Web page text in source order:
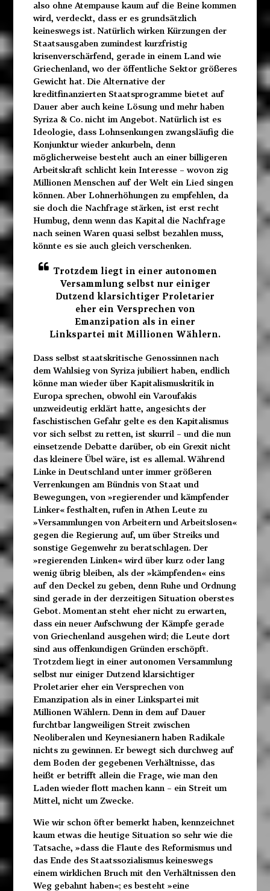
also ohne Atempause kaum auf die Beine kommen
wird, verdeckt, dass er es grundsätzlich
keineswegs ist. Natürlich wirken Kürzungen der
Staatsausgaben zumindest kurzfristig
krisenverschärfend, gerade in einem Land wie
Griechenland, wo der öffentliche Sektor größeres
Gewicht hat. Die Alternative der
kreditfinanzierten Staatsprogramme bietet auf
Dauer aber auch keine Lösung und mehr haben
Syriza & Co. nicht im Angebot. Natürlich ist es
Ideologie, dass Lohnsenkungen zwangsläufig die
Konjunktur wieder ankurbeln, denn
möglicherweise besteht auch an einer billigeren
Arbeitskraft schlicht kein Interesse – wovon zig
Millionen Menschen auf der Welt ein Lied singen
können. Aber Lohnerhöhungen zu empfehlen, da
sie doch die Nachfrage stärken, ist erst recht
Humbug, denn wenn das Kapital die Nachfrage
nach seinen Waren quasi selbst bezahlen muss,
könnte es sie auch gleich verschenken.
Trotzdem liegt in einer autonomen
Versammlung selbst nur einiger
Dutzend klarsichtiger Proletarier
eher ein Versprechen von
Emanzipation als in einer
Linkspartei mit Millionen Wählern.
Dass selbst staatskritische Genossinnen nach
dem Wahlsieg von Syriza jubiliert haben, endlich
könne man wieder über Kapitalismuskritik in
Europa sprechen, obwohl ein Varoufakis
unzweideutig erklärt hatte, angesichts der
faschistischen Gefahr gelte es den Kapitalismus
vor sich selbst zu retten, ist skurril – und die nun
einsetzende Debatte darüber, ob ein Grexit nicht
das kleinere Übel wäre, ist es allemal. Während
Linke in Deutschland unter immer größeren
Verrenkungen am Bündnis von Staat und
Bewegungen, von »regierender und kämpfender
Linker« festhalten, rufen in Athen Leute zu
»Versammlungen von Arbeitern und Arbeitslosen«
gegen die Regierung auf, um über Streiks und
sonstige Gegenwehr zu beratschlagen. Der
»regierenden Linken« wird über kurz oder lang
wenig übrig bleiben, als der »kämpfenden« eins
auf den Deckel zu geben, denn Ruhe und Ordnung
sind gerade in der derzeitigen Situation oberstes
Gebot. Momentan steht eher nicht zu erwarten,
dass ein neuer Aufschwung der Kämpfe gerade
von Griechenland ausgehen wird; die Leute dort
sind aus offenkundigen Gründen erschöpft.
Trotzdem liegt in einer autonomen Versammlung
selbst nur einiger Dutzend klarsichtiger
Proletarier eher ein Versprechen von
Emanzipation als in einer Linkspartei mit
Millionen Wählern. Denn in dem auf Dauer
furchtbar langweiligen Streit zwischen
Neoliberalen und Keynesianern haben Radikale
nichts zu gewinnen. Er bewegt sich durchweg auf
dem Boden der gegebenen Verhältnisse, das
heißt er betrifft allein die Frage, wie man den
Laden wieder flott machen kann – ein Streit um
Mittel, nicht um Zwecke.
Wie wir schon öfter bemerkt haben, kennzeichnet
kaum etwas die heutige Situation so sehr wie die
Tatsache, »dass die Flaute des Reformismus und
das Ende des Staatssozialismus keineswegs
einem wirklichen Bruch mit den Verhältnissen den
Weg gebahnt haben«; es besteht »eine